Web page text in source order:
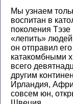
Мы узнаем
воспитан в
поколения
«лепить»
он отправил
катакомбными
всего
другим
Ирландия,
совсем юн,